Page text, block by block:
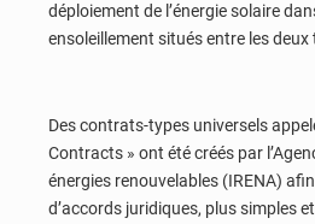
déploiement de l’énergie solaire
ensoleillement situés entre les deux
Des contrats-types universels
Contracts » ont été créés par
énergies renouvelables (IRENA)
d’accords juridiques, plus simples